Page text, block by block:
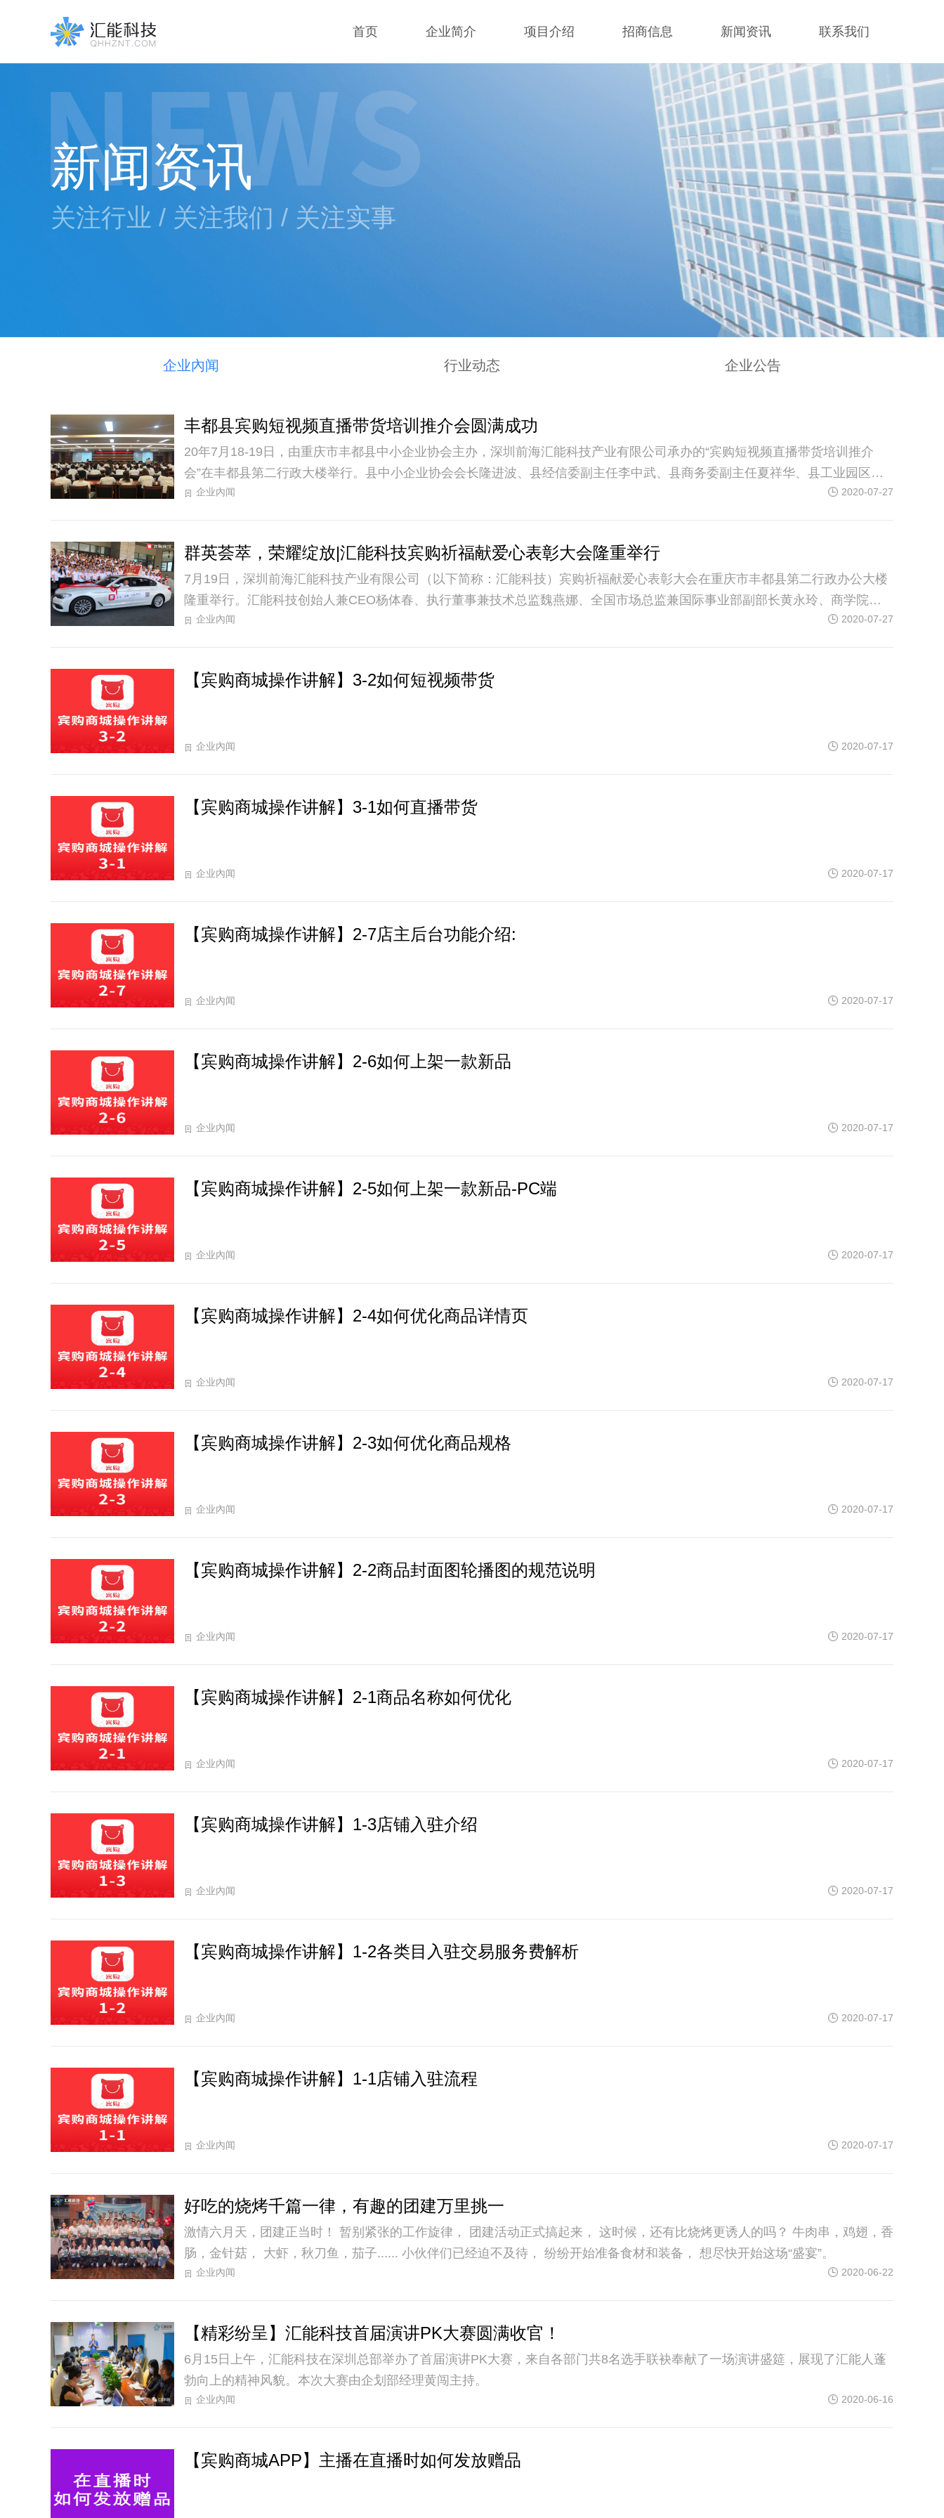
首页 企业简介 项目介绍 招商信息 新闻资讯 联系我们
新闻资讯
关注行业 / 关注我们 / 关注实事
企业內闻 行业动态 企业公告
丰都县宾购短视频直播带货培训推介会圆满成功
20年7月18-19日，由重庆市丰都县中小企业协会主办，深圳前海汇能科技产业有限公司承办的“宾购短视频直播带货培训推介
会”在丰都县第二行政大楼举行。县中小企业协会会长隆进波、县经信委副主任李中武、县商务委副主任夏祥华、县工业园区管
委会主任刘江洪、县工商联(总商会)副主席代万兵、汇能科技创始人兼CEO杨体春、执行董事兼技术总监魏燕娜、全国市场总监
企业內闻 2020-07-27
群英荟萃，荣耀绽放|汇能科技宾购祈福献爱心表彰大会隆重举行
7月19日，深圳前海汇能科技产业有限公司（以下简称：汇能科技）宾购祈福献爱心表彰大会在重庆市丰都县第二行政办公大楼
隆重举行。汇能科技创始人兼CEO杨体春、执行董事兼技术总监魏燕娜、全国市场总监兼国际事业部副部长黄永玲、商学院院
长铁盛铭、公司法人麦堪泰，汇能科技各分公司总裁、副总裁、省、市总监以及来自全国各地的精英代理商代表共200余人出
企业內闻 2020-07-27
【宾购商城操作讲解】3-2如何短视频带货
企业內闻 2020-07-17
【宾购商城操作讲解】3-1如何直播带货
企业內闻 2020-07-17
【宾购商城操作讲解】2-7店主后台功能介绍:
企业內闻 2020-07-17
【宾购商城操作讲解】2-6如何上架一款新品
企业內闻 2020-07-17
【宾购商城操作讲解】2-5如何上架一款新品-PC端
企业內闻 2020-07-17
【宾购商城操作讲解】2-4如何优化商品详情页
企业內闻 2020-07-17
【宾购商城操作讲解】2-3如何优化商品规格
企业內闻 2020-07-17
【宾购商城操作讲解】2-2商品封面图轮播图的规范说明
企业內闻 2020-07-17
【宾购商城操作讲解】2-1商品名称如何优化
企业內闻 2020-07-17
【宾购商城操作讲解】1-3店铺入驻介绍
企业內闻 2020-07-17
【宾购商城操作讲解】1-2各类目入驻交易服务费解析
企业內闻 2020-07-17
【宾购商城操作讲解】1-1店铺入驻流程
企业內闻 2020-07-17
好吃的烧烤千篇一律，有趣的团建万里挑一
激情六月天，团建正当时！ 暂别紧张的工作旋律， 团建活动正式搞起来， 这时候，还有比烧烤更诱人的吗？ 牛肉串，鸡翅，香
肠，金针菇， 大虾，秋刀鱼，茄子...... 小伙伴们已经迫不及待， 纷纷开始准备食材和装备， 想尽快开始这场“盛宴”。
企业內闻 2020-06-22
【精彩纷呈】汇能科技首届演讲PK大赛圆满收官！
6月15日上午，汇能科技在深圳总部举办了首届演讲PK大赛，来自各部门共8名选手联袂奉献了一场演讲盛筵，展现了汇能人蓬
勃向上的精神风貌。本次大赛由企划部经理黄闯主持。
企业內闻 2020-06-16
【宾购商城APP】主播在直播时如何发放赠品